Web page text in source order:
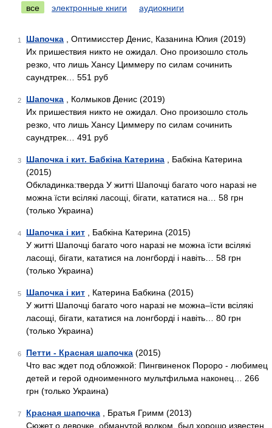
все
электронные книги аудиокниги
1 Шапочка , Оптимисстер Денис, Казанина Юлия (2019)
Их пришествия никто не ожидал. Оно произошло столь
резко, что лишь Хансу Циммеру по силам сочинить
саундтрек… 551 руб
2 Шапочка , Колмыков Денис (2019)
Их пришествия никто не ожидал. Оно произошло столь
резко, что лишь Хансу Циммеру по силам сочинить
саундтрек… 491 руб
3 Шапочка і кит. Бабкіна Катерина , Бабкіна Катерина
(2015)
Обкладинка:тверда У житті Шапочці багато чого наразі не
можна їсти всілякі ласощі, бігати, кататися на… 58 грн
(только Украина)
4 Шапочка і кит , Бабкіна Катерина (2015)
У житті Шапочці багато чого наразі не можна їсти всілякі
ласощі, бігати, кататися на лонгборді і навіть… 58 грн
(только Украина)
5 Шапочка і кит , Катерина Бабкина (2015)
У житті Шапочці багато чого наразі не можна–їсти всілякі
ласощі, бігати, кататися на лонгборді і навіть… 80 грн
(только Украина)
6 Петти - Красная шапочка (2015)
Что вас ждет под обложкой: Пингвиненок Пороро - любимец
детей и герой одноименного мультфильма наконец… 266
грн (только Украина)
7 Красная шапочка , Братья Гримм (2013)
Сюжет о девочке, обманутой волком, был хорошо известен